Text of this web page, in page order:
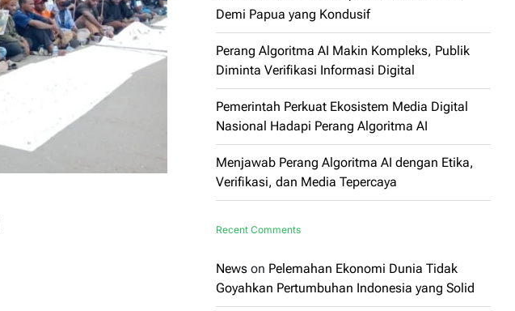
Demi Papua yang Kondusif
Perang Algoritma AI Makin Kompleks, Publik
Diminta Verifikasi Informasi Digital
Pemerintah Perkuat Ekosistem Media Digital
Nasional Hadapi Perang Algoritma AI
Menjawab Perang Algoritma AI dengan Etika,
Verifikasi, dan Media Tepercaya
Recent Comments
News on Pelemahan Ekonomi Dunia Tidak
Goyahkan Pertumbuhan Indonesia yang Solid